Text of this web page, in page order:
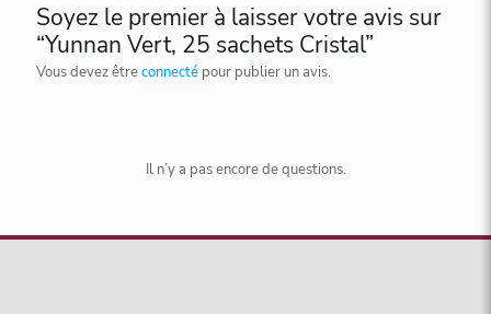
Soyez le premier à laisser votre avis sur
“Yunnan Vert, 25 sachets Cristal”
Vous devez êtreconnecté pour publier un avis.
Il n’y a pas encore de questions.